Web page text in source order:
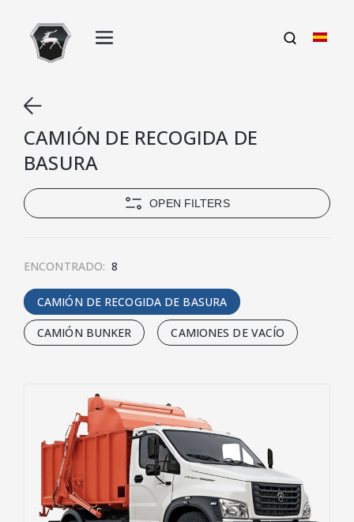
CAMIÓN DE RECOGIDA DE
BASURA
OPEN FILTERS
ENCONTRADO: 8
CAMIÓN DE RECOGIDA DE BASURA
CAMIÓN BUNKER CAMIONES DE VACÍO